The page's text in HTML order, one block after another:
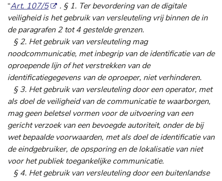
“Art. 107/5
. § 1. Ter bevordering van de digitale
veiligheid is het gebruik van versleuteling vrij binnen de in
de paragrafen 2 tot 4 gestelde grenzen.
§ 2. Het gebruik van versleuteling mag
noodcommunicatie, met inbegrip van de identificatie van de
oproepende lijn of het verstrekken van de
identificatiegegevens van de oproeper, niet verhinderen.
§ 3. Het gebruik van versleuteling door een operator, met
als doel de veiligheid van de communicatie te waarborgen,
mag geen beletsel vormen voor de uitvoering van een
gericht verzoek van een bevoegde autoriteit, onder de bij
wet bepaalde voorwaarden, met als doel de identificatie van
de eindgebruiker, de opsporing en de lokalisatie van niet
voor het publiek toegankelijke communicatie.
§ 4. Het gebruik van versleuteling door een buitenlandse